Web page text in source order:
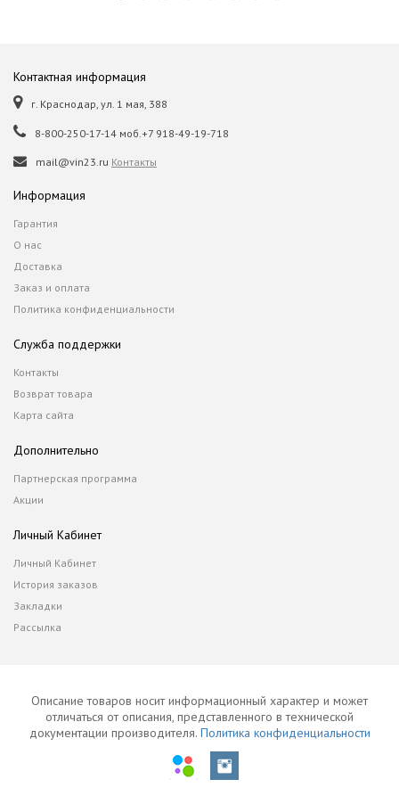
Контактная информация
г. Краснодар, ул. 1 мая, 388
8-800-250-17-14 моб.+7 918-49-19-718
mail@vin23.ru Контакты
Информация
Гарантия
О нас
Доставка
Заказ и оплата
Политика конфиденциальности
Служба поддержки
Контакты
Возврат товара
Карта сайта
Дополнительно
Партнерская программа
Акции
Личный Кабинет
Личный Кабинет
История заказов
Закладки
Рассылка
Описание товаров носит информационный характер и может
отличаться от описания, представленного в технической
документации производителя. Политика конфиденциальности